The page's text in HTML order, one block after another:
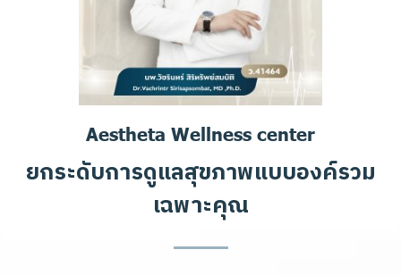
Aestheta Wellness center
ยกระดับการดูแลสุขภาพแบบองค์รวม
เฉพาะคุณ